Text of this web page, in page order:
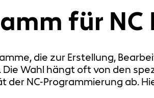
für NC
die zur Erstellung,
Wahl hängt oft von den
der NC-Programmierung ab.